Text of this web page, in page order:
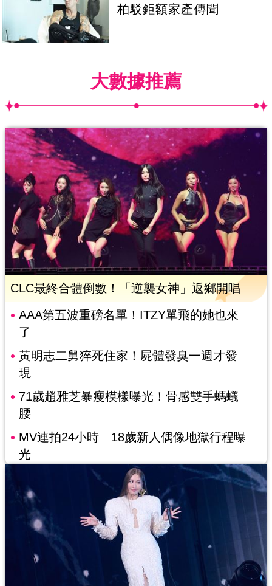
柏駁鉅額家產傳聞
大數據推薦
CLC最終合體倒數！「逆襲女神」返鄉開唱
AAA第五波重磅名單！ITZY單飛的她也來
了
黃明志二舅猝死住家！屍體發臭一週才發
現
71歲趙雅芝暴瘦模樣曝光！骨感雙手螞蟻
腰
MV連拍24小時 18歲新人偶像地獄行程曝
光